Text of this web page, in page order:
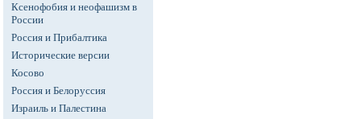
Ксенофобия и неофашизм в
России
Россия и Прибалтика
Исторические версии
Косово
Россия и Белоруссия
Израиль и Палестина